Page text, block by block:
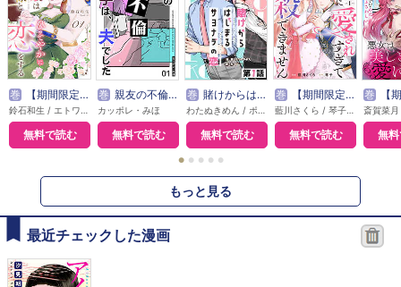
巻 【期間限定無料】本好き令嬢は敏腕公爵様とひそやかに恋をする
無料で読む
巻 親友の不倫相手は、夫でした【単話版】
カッポレ・みほ
無料で読む
巻 賭けからはじまるサヨナラの恋【単話版】
無料で読む
巻 【期間限定無料】敵国の公爵様に愛されすぎて暗殺できません！
無料で読む
巻 【期間限定無
無
● ● ● ● ●
もっと見る
最近チェックした漫画